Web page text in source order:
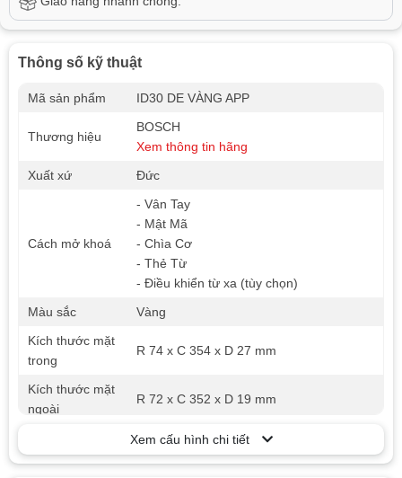
Thông số kỹ thuật
Mã sản phẩm ID30 DE VÀNG APP
Thương hiệu
BOSCH
Xem thông tin hãng
Xuất xứ
Đức
Cách mở khoá
- Vân Tay
- Mật Mã
- Chìa Cơ
- Thẻ Từ
- Điều khiển từ xa (tùy chọn)
Màu sắc
Vàng
Kích thước mặt
trong
R 74 x C 354 x D 27 mm
Kích thước mặt
ngoài
R 72 x C 352 x D 19 mm
trữ
100 dấu vân tay, 100 thẻ từ, 100 mật mã
Xem cấu hình chi tiết